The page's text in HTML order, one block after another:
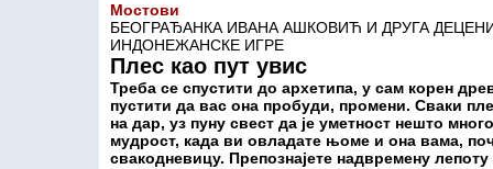
Мостови
БЕОГРАЂАНКА ИВАНА АШКОВИЋ И ДРУГА
ИНДОНЕЖАНСКЕ ИГРЕ
Плес као пут увис
Треба се спустити до архетипа, у сам корен
пустити да вас она пробуди, промени. Сваки
на дар, уз пуну свест да је уметност нешто
мудрост, када ви овладате њоме и она вама,
свакодневицу. Препознајете надвремену